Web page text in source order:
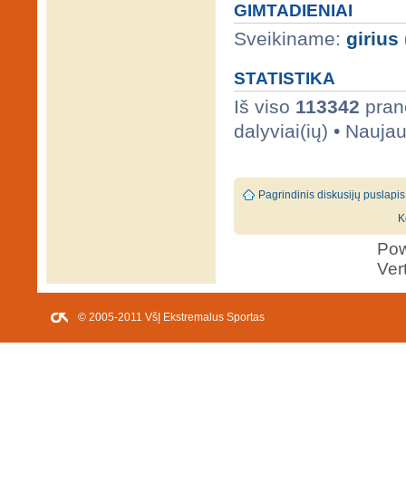
GIMTADIENIAI
Sveikiname: girius
STATISTIKA
Iš viso 113342
dalyviai(ių) •
Pagrindinis diskusijų puslapis
© 2005-2011 VšĮ Ekstremalus Sportas